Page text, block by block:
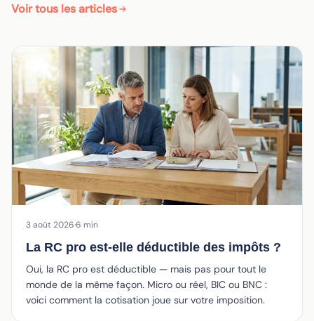
Voir tous les articles
3 août 2026·6 min
La RC pro est-elle déductible des impôts ?
Oui, la RC pro est déductible — mais pas pour tout le
monde de la même façon. Micro ou réel, BIC ou BNC :
voici comment la cotisation joue sur votre imposition.